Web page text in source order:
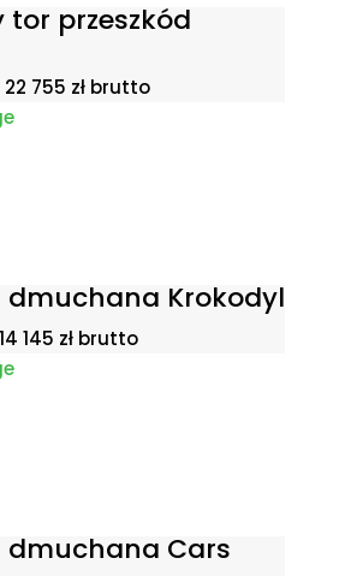
przeszkód
22 755 złbrutto
dmuchana Krokodyl
14 145 złbrutto
dmuchana Cars